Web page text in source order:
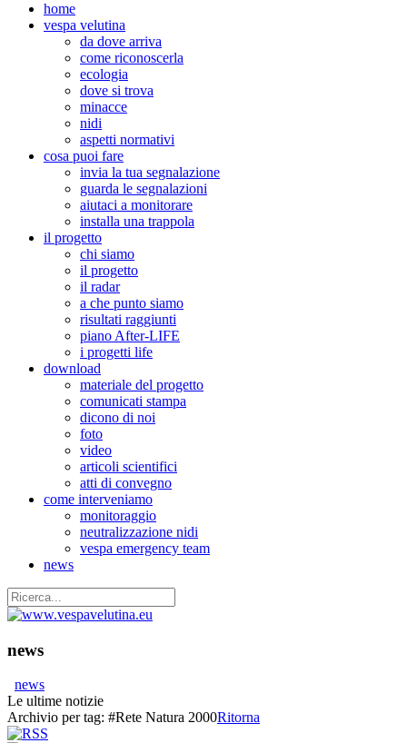
home
vespa velutina
da dove arriva
come riconoscerla
ecologia
dove si trova
minacce
nidi
aspetti normativi
cosa puoi fare
invia la tua segnalazione
guarda le segnalazioni
aiutaci a monitorare
installa una trappola
il progetto
chi siamo
il progetto
il radar
a che punto siamo
risultati raggiunti
piano After-LIFE
i progetti life
download
materiale del progetto
comunicati stampa
dicono di noi
foto
video
articoli scientifici
atti di convegno
come interveniamo
monitoraggio
neutralizzazione nidi
vespa emergency team
news
news
news
Le ultime notizie
Archivio per tag: #Rete Natura 2000Ritorna